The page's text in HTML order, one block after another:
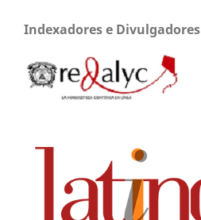
Indexadores e Divulgadores